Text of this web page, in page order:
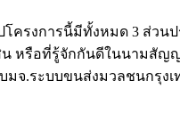
ครงการนี้มีทั้งหมด 3 ส่วน
หรือที่รู้จักกันดีในนามสัญ
จ.ระบบขนส่งมวลชนกรุงเ